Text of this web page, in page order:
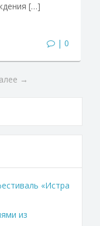
[…]
| 0
→
«Истра
из